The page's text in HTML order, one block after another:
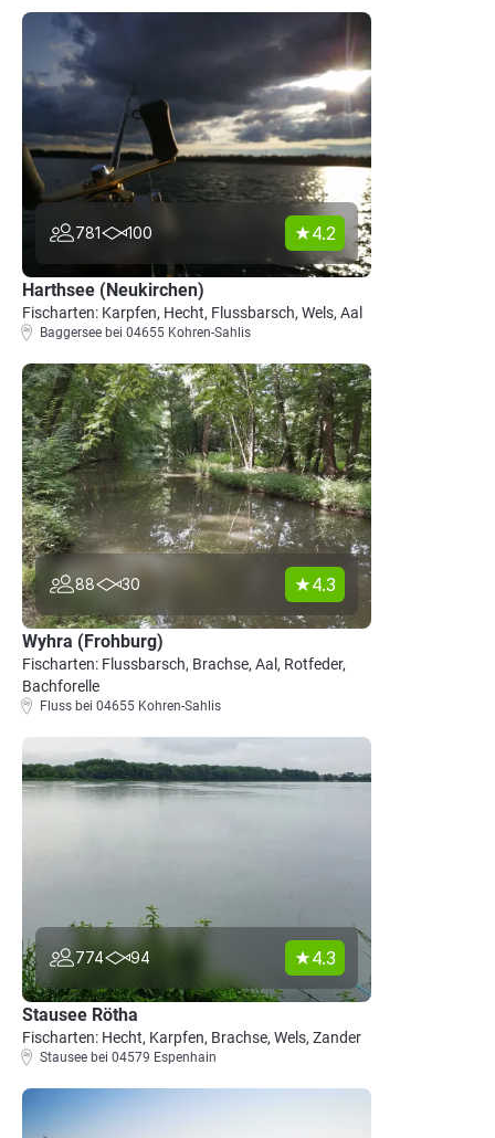
781 100 4.2
Harthsee (Neukirchen)
Fischarten: Karpfen, Hecht, Flussbarsch, Wels, Aal
Baggersee bei 04655 Kohren-Sahlis
88 30 4.3
Wyhra (Frohburg)
Fischarten: Flussbarsch, Brachse, Aal, Rotfeder,
Bachforelle
Fluss bei 04655 Kohren-Sahlis
774 94 4.3
Stausee Rötha
Fischarten: Hecht, Karpfen, Brachse, Wels, Zander
Stausee bei 04579 Espenhain